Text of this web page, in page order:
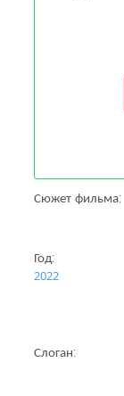
Сюжет фильма:
Год:
2022
Слоган: